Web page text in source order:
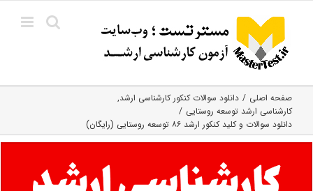
content
صفحه اصلی
دانلود سوالات کنکور کارشناسی ارشد
کارشناسی ارشد توسعه روستایی
دانلود سوالات و کلید کنکور ارشد ۸۶ توسعه روستایی (رایگان)